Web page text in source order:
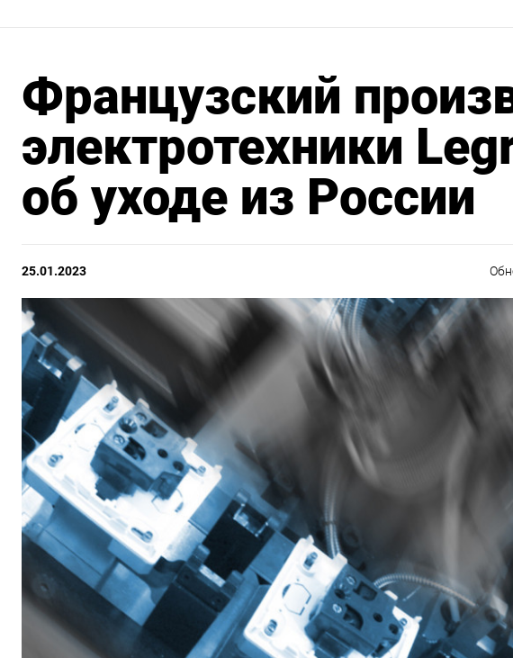
Французский
электротехники
об уходе из России
25.01.2023